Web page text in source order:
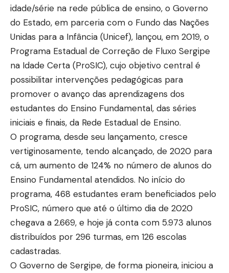
idade/série na rede pública de ensino, o Governo
do Estado, em parceria com o Fundo das Nações
Unidas para a Infância (Unicef), lançou, em 2019, o
Programa Estadual de Correção de Fluxo Sergipe
na Idade Certa (ProSIC), cujo objetivo central é
possibilitar intervenções pedagógicas para
promover o avanço das aprendizagens dos
estudantes do Ensino Fundamental, das séries
iniciais e finais, da Rede Estadual de Ensino.
O programa, desde seu lançamento, cresce
vertiginosamente, tendo alcançado, de 2020 para
cá, um aumento de 124% no número de alunos do
Ensino Fundamental atendidos. No início do
programa, 468 estudantes eram beneficiados pelo
ProSIC, número que até o último dia de 2020
chegava a 2.669, e hoje já conta com 5.973 alunos
distribuídos por 296 turmas, em 126 escolas
cadastradas.
O Governo de Sergipe, de forma pioneira, iniciou a